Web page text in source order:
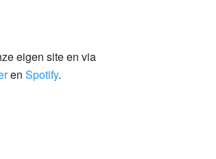
eigen site en via
en Spotify.